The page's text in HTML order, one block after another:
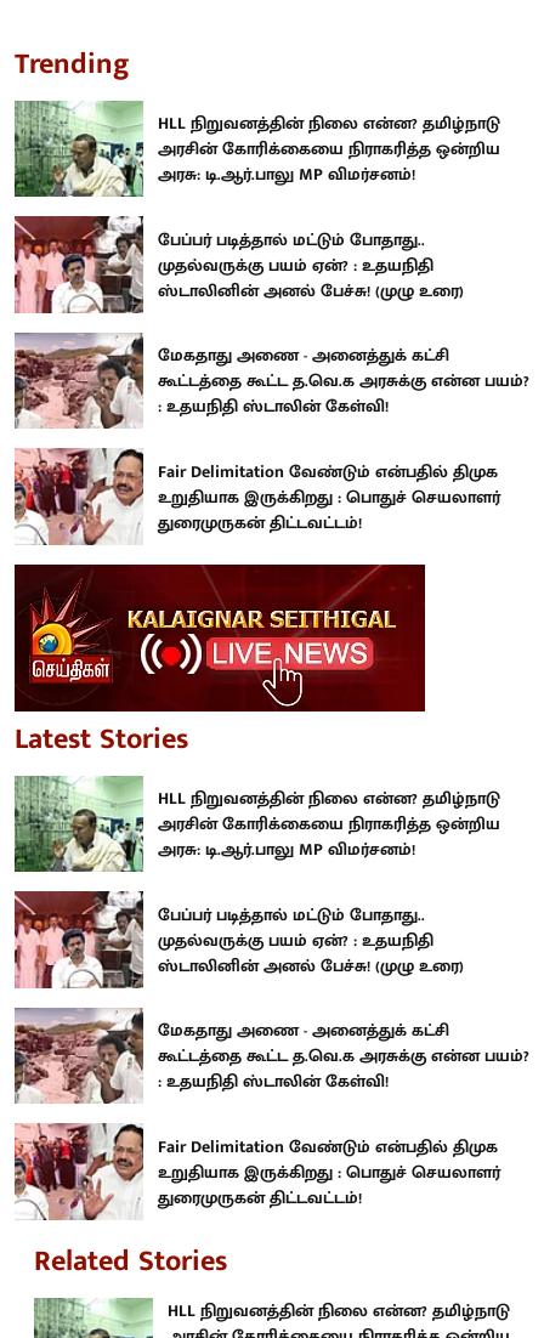
Trending
HLL நிறுவனத்தின் நிலை என்ன? தமிழ்நாடு
அரசின் கோரிக்கையை நிராகரித்த ஒன்றிய
அரசு: டி.ஆர்.பாலு MP விமர்சனம்!
பேப்பர் படித்தால் மட்டும் போதாது..
முதல்வருக்கு பயம் ஏன்? : உதயநிதி
ஸ்டாலினின் அனல் பேச்சு! (முழு உரை)
மேகதாது அணை - அனைத்துக் கட்சி
கூட்டத்தை கூட்ட த.வெ.க அரசுக்கு என்ன பயம்?
: உதயநிதி ஸ்டாலின் கேள்வி!
Fair Delimitation வேண்டும் என்பதில் திமுக
உறுதியாக இருக்கிறது : பொதுச் செயலாளர்
துரைமுருகன் திட்டவட்டம்!
Latest Stories
HLL நிறுவனத்தின் நிலை என்ன? தமிழ்நாடு
அரசின் கோரிக்கையை நிராகரித்த ஒன்றிய
அரசு: டி.ஆர்.பாலு MP விமர்சனம்!
பேப்பர் படித்தால் மட்டும் போதாது..
முதல்வருக்கு பயம் ஏன்? : உதயநிதி
ஸ்டாலினின் அனல் பேச்சு! (முழு உரை)
மேகதாது அணை - அனைத்துக் கட்சி
கூட்டத்தை கூட்ட த.வெ.க அரசுக்கு என்ன பயம்?
: உதயநிதி ஸ்டாலின் கேள்வி!
Fair Delimitation வேண்டும் என்பதில் திமுக
உறுதியாக இருக்கிறது : பொதுச் செயலாளர்
துரைமுருகன் திட்டவட்டம்!
Related Stories
HLL நிறுவனத்தின் நிலை என்ன? தமிழ்நாடு